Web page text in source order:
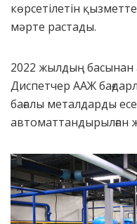
көрсетілетін
мәрте растады.
2022 жылдың
Диспетчер ААЖ
бағалы металдарды
автоматтандырылған